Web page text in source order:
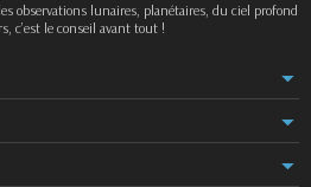
observations lunaires, planétaires, du ciel profond
c’est le conseil avant tout !